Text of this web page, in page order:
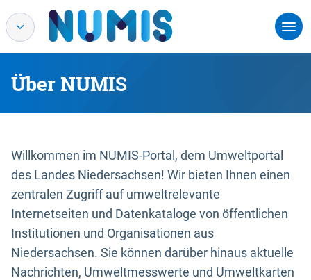
Über NUMIS
Willkommen im NUMIS-Portal, dem Umweltportal
des Landes Niedersachsen! Wir bieten Ihnen einen
zentralen Zugriff auf umweltrelevante
Internetseiten und Datenkataloge von öffentlichen
Institutionen und Organisationen aus
Niedersachsen. Sie können darüber hinaus aktuelle
Nachrichten, Umweltmesswerte und Umweltkarten